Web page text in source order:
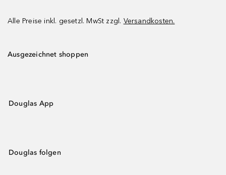
Alle Preise inkl. gesetzl. MwSt zzgl. Versandkosten.
Ausgezeichnet shoppen
Douglas App
Douglas folgen